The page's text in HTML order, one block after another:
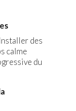
des
calme
du